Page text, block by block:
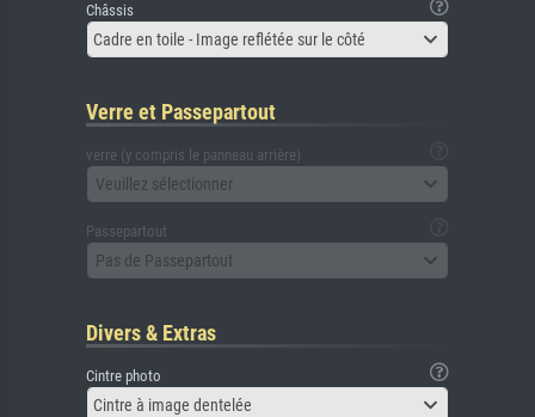
Châssis
Cadre en toile - Image reflétée sur le côté
Verre et Passepartout
verre (y compris le panneau arrière)
Veuillez sélectionner
Passepartout
Pas de Passepartout
Divers & Extras
Cintre photo
Cintre à image dentelée